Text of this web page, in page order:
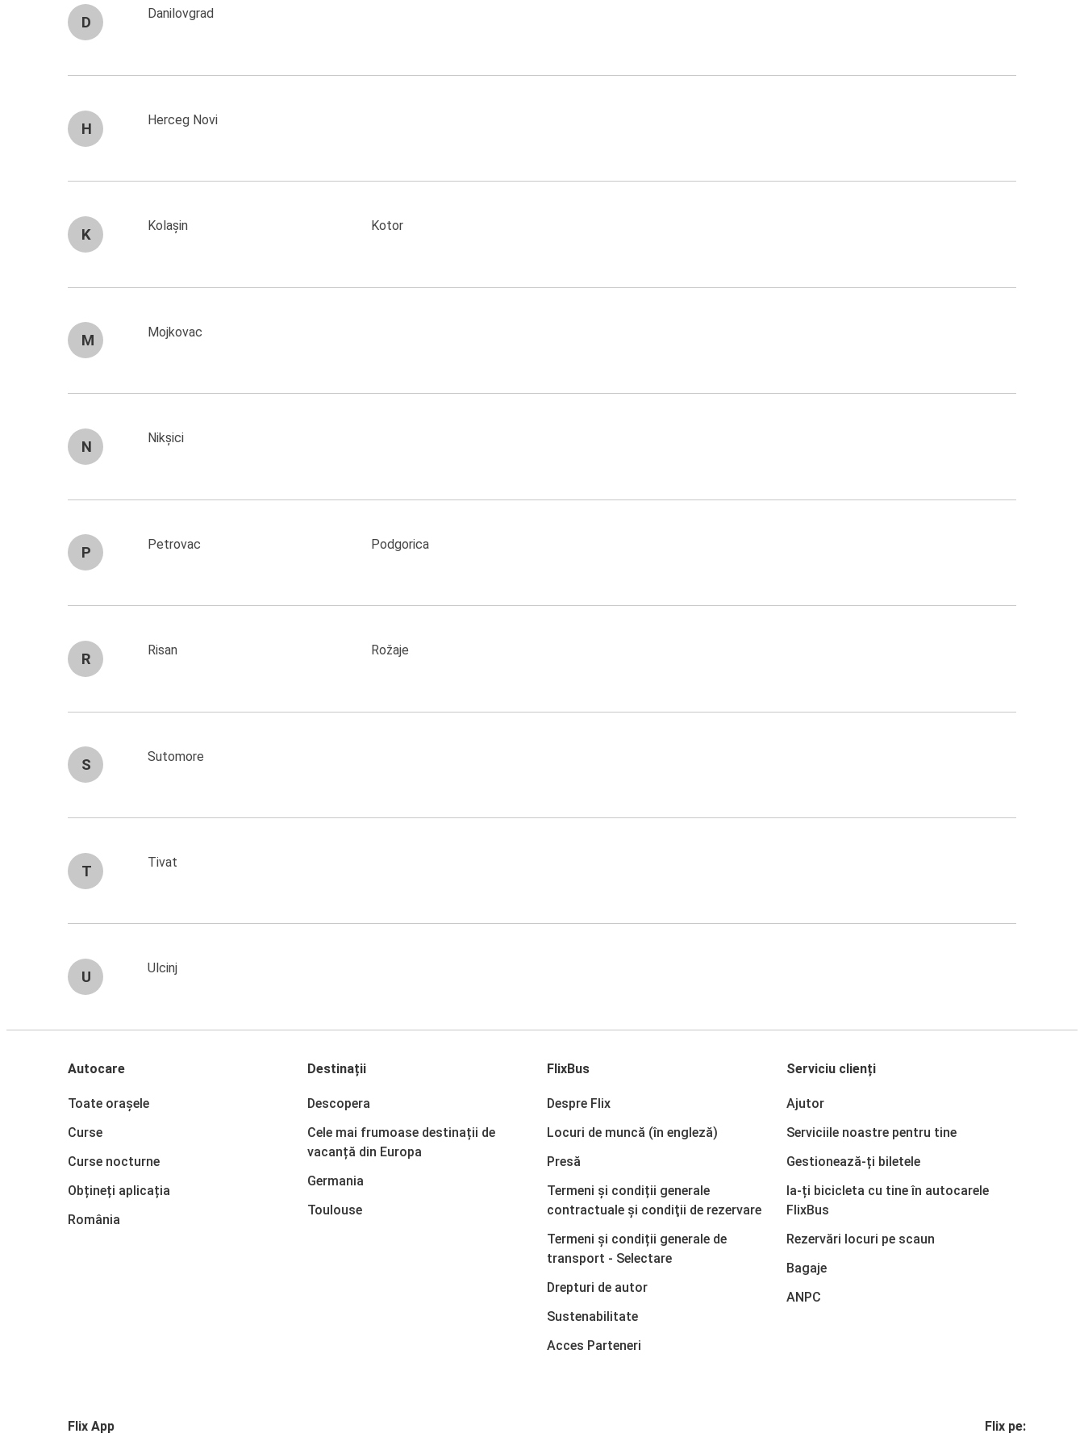
D
Danilovgrad
H
Herceg Novi
K
Kolașin Kotor
M
Mojkovac
N
Nikșici
P
Petrovac Podgorica
R
Risan Rožaje
S
Sutomore
T
Tivat
U
Ulcinj
Autocare
Toate orașele
Curse
Curse nocturne
Obțineți aplicația
România
Destinații
Descopera
Cele mai frumoase destinații de
vacanță din Europa
Germania
Toulouse
FlixBus
Despre Flix
Locuri de muncă (în engleză)
Presă
Termeni și condiții generale
contractuale şi condiţii de rezervare
Termeni și condiții generale de
transport - Selectare
Drepturi de autor
Sustenabilitate
Acces Parteneri
Serviciu clienți
Ajutor
Serviciile noastre pentru tine
Gestionează-ți biletele
Ia-ți bicicleta cu tine în autocarele
FlixBus
Rezervări locuri pe scaun
Bagaje
ANPC
Flix App Flix pe: